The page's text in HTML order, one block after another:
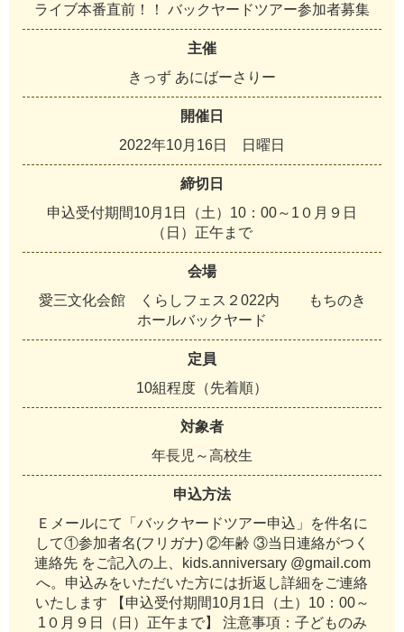
ライブ本番直前！！ バックヤードツアー参加者募集
主催
き っず あにばーさ り ー
開催日
2022年10月 16日 日 曜 日
締切日
申込受付期 間10月 1 日 （土 ） 10 ： 00～ 1 ０ 月 ９ 日
（ 日 ） 正午ま で
会場
愛三文化会館 く ら しフ ェ ス ２ 022内 もちのき
ホールバッ ク ヤー ド
定員
10組程度 （先着順）
対象者
年長児 ～高校生
申込方法
Ｅ メ ールにて 「 バッ ク ヤー ドツアー申込 」 を件名に
して①参加者名(フ リ ガナ) ②年齢 ③当 日 連絡がつ く
連絡先 をご記入の上 kids.anniversary @gmai .com
へ。 申込みをいただいた方には折返 し詳細をご連絡
いた し ま す 【 申込受付期 間10月 1 日 （土 ） 10： 00～
1 ０ 月 ９ 日 （ 日 ） 正午ま で】 注意事項： 子どものみ